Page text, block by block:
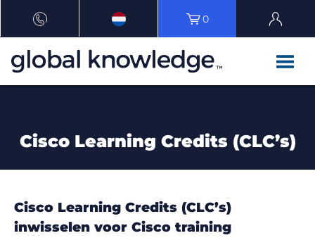
0
Cisco Learning Credits (CLC’s)
Cisco Learning Credits (CLC’s)
inwisselen voor Cisco training